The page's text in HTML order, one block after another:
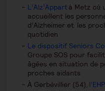
L’Alz’Appart à Metz où
accueillent les
d’Alzheimer et les
quotidien
Le dispositif Seniors
Groupe SOS pour
âgées en situation de
proches aidants
À Gerbévillier (54),